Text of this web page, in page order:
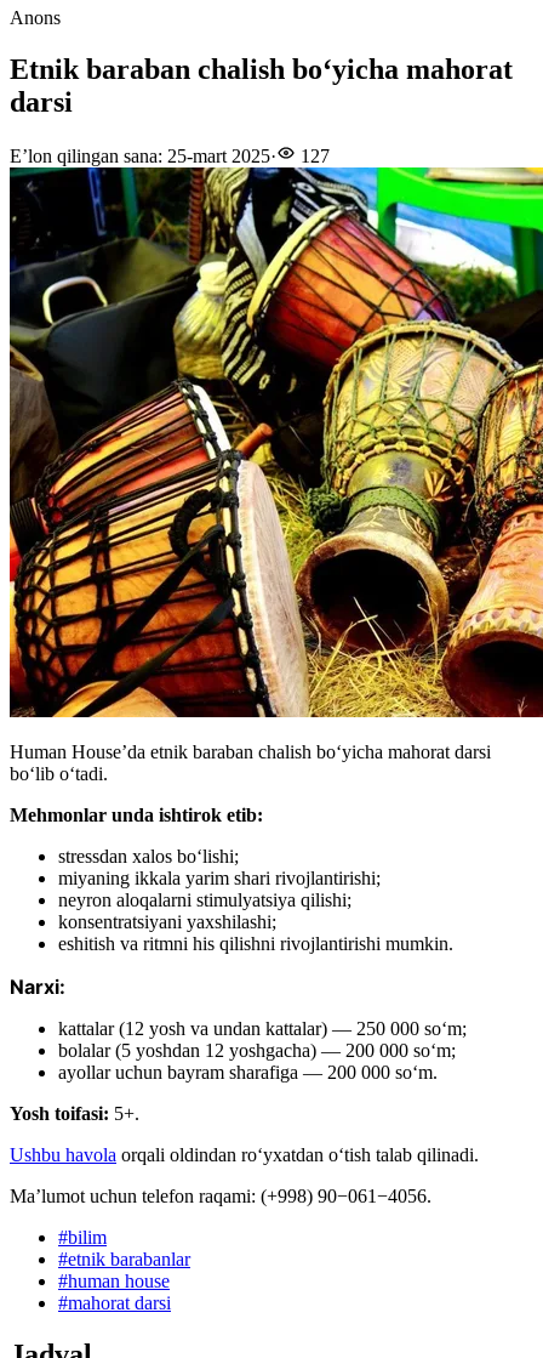
Anons
Etnik baraban chalish boʻyicha mahorat
darsi
E’lon qilingan sana: 25-mart 2025· 127
Human House’da etnik baraban chalish bo‘yicha mahorat darsi
bo‘lib o‘tadi.
Mehmonlar unda ishtirok etib:
stressdan xalos boʻlishi;
miyaning ikkala yarim shari rivojlantirishi;
neyron aloqalarni stimulyatsiya qilishi;
konsentratsiyani yaxshilashi;
eshitish va ritmni his qilishni rivojlantirishi mumkin.
Narxi:
kattalar (12 yosh va undan kattalar) — 250 000 soʻm;
bolalar (5 yoshdan 12 yoshgacha) — 200 000 soʻm;
ayollar uchun bayram sharafiga — 200 000 soʻm.
Yosh toifasi: 5+.
Ushbu havola orqali oldindan roʻyxatdan oʻtish talab qilinadi.
Ma’lumot uchun telefon raqami: (+998) 90−061−4056.
#bilim
#etnik barabanlar
#human house
#mahorat darsi